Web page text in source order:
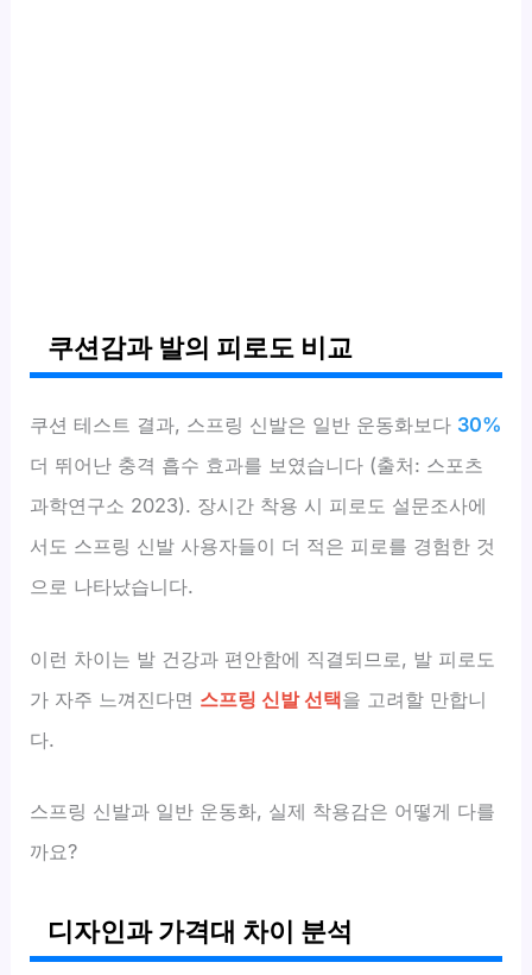
쿠션감과 발의 피로도 비교
쿠션 테스트 결과, 스프링 신발은 일반 운동화보다 30%
더 뛰어난 충격 흡수 효과를 보였습니다 (출처: 스포츠
과학연구소 2023). 장시간 착용 시 피로도 설문조사에
서도 스프링 신발 사용자들이 더 적은 피로를 경험한 것
으로 나타났습니다.
이런 차이는 발 건강과 편안함에 직결되므로, 발 피로도
가 자주 느껴진다면 스프링 신발 선택을 고려할 만합니
다.
스프링 신발과 일반 운동화, 실제 착용감은 어떻게 다를
까요?
디자인과 가격대 차이 분석